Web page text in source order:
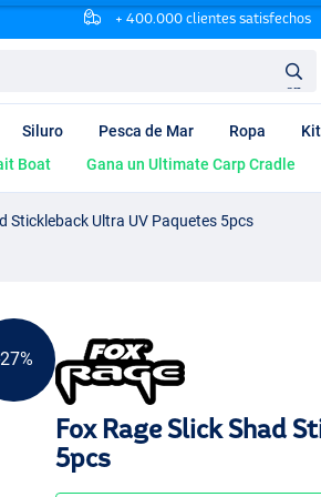
+ 400.000 clientes satisfechos
en
Siluro Pesca de Mar Ropa
Boat Gana un Ultimate Carp Cradle
Stickleback Ultra UV Paquetes 5pcs
Fox Rage Slick Shad
5pcs